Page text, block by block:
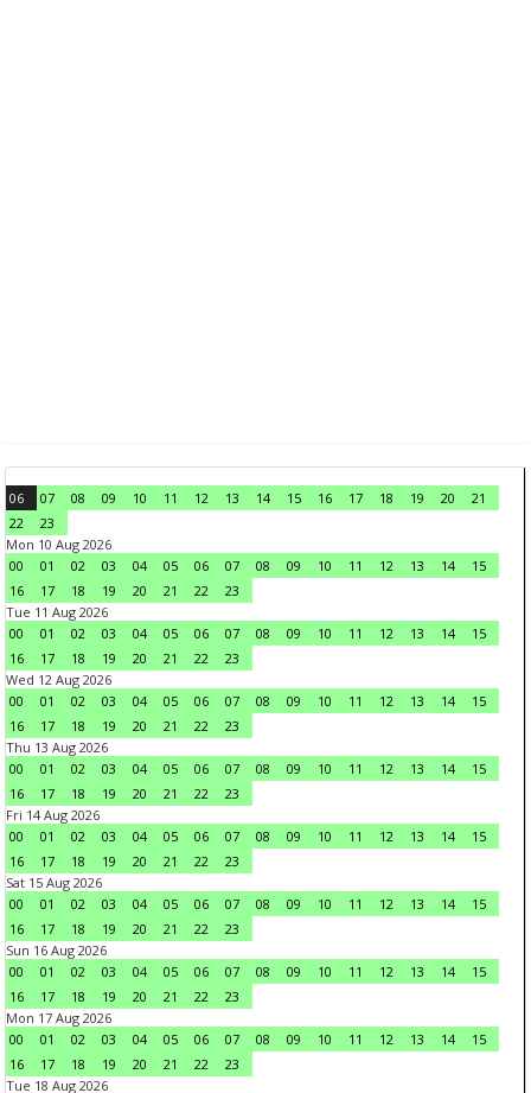
06 07 08 09 10 11 12 13 14 15 16 17 18 19 20
21
22
23
Mon 10 Aug 2026
00
01 02 03 04 05 06 07 08 09 10 11 12 13 14
15
16
17 18 19 20 21 22
23
Tue 11 Aug 2026
00
01 02 03 04 05 06 07 08 09 10 11 12 13 14
15
16
17 18 19 20 21 22
23
Wed 12 Aug 2026
00
01 02 03 04 05 06 07 08 09 10 11 12 13 14
15
16
17 18 19 20 21 22
23
Thu 13 Aug 2026
00
01 02 03 04 05 06 07 08 09 10 11 12 13 14
15
16
17 18 19 20 21 22
23
Fri 14 Aug 2026
00
01 02 03 04 05 06 07 08 09 10 11 12 13 14
15
16
17 18 19 20 21 22
23
Sat 15 Aug 2026
00
01 02 03 04 05 06 07 08 09 10 11 12 13 14
15
16
17 18 19 20 21 22
23
Sun 16 Aug 2026
00
01 02 03 04 05 06 07 08 09 10 11 12 13 14
15
16
17 18 19 20 21 22
23
Mon 17 Aug 2026
00
01 02 03 04 05 06 07 08 09 10 11 12 13 14
15
16
17 18 19 20 21 22
23
Tue 18 Aug 2026